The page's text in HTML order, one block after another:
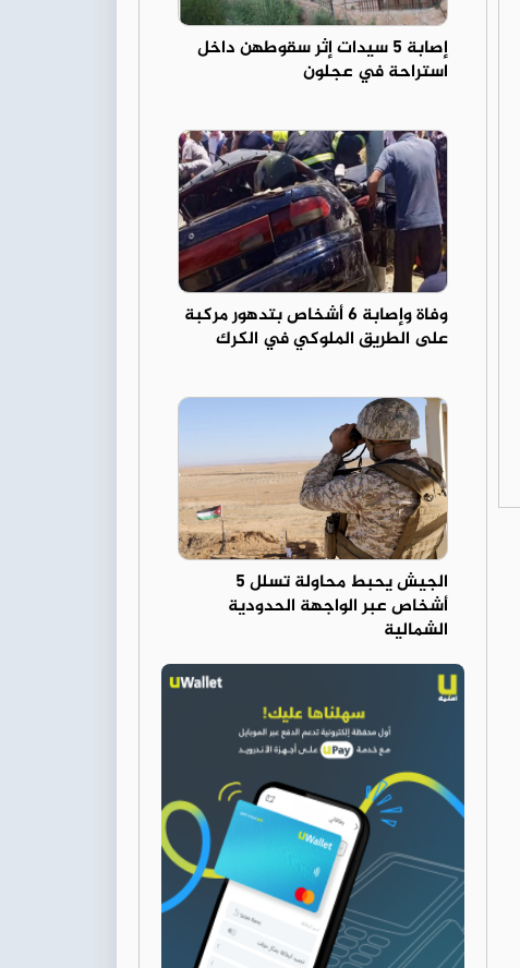
إصابة 5 سيدات إثر سقوطهن داخل
استراحة في عجلون
وفاة وإصابة 6 أشخاص بتدهور مركبة
على الطريق الملوكي في الكرك
الجيش يحبط محاولة تسلل 5
أشخاص عبر الواجهة الحدودية
الشمالية